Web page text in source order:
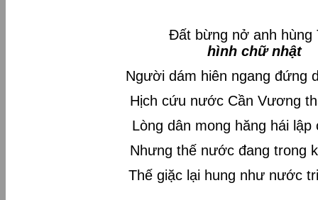
Đất bừng nở anh hùng
hình chữ nhật
Người dám hiên ngang đứng
Hịch cứu nước Cần Vương
Lòng dân mong hăng hái lập
Nhưng thế nước đang trong
Thế giặc lại hung như nước